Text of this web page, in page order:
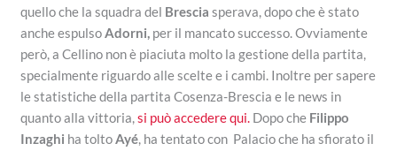
quello che la squadra del Brescia sperava, dopo che è stato
anche espulsoAdorni, per il mancato successo. Ovviamente
però, a Cellino non è piaciuta molto la gestione della partita,
specialmente riguardo alle scelte e i cambi. Inoltre per sapere
le statistiche della partita Cosenza-Brescia e le news in
quanto alla vittoria,si può accedere qui. Dopo che Filippo
Inzaghi ha toltoAyé, ha tentato con Palacio che ha sfiorato il